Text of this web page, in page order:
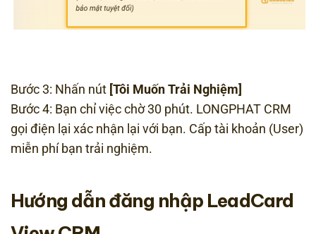
Bước 3: Nhấn nút [Tôi Muốn Trải Nghiệm]
Bước 4: Bạn chỉ việc chờ 30 phút. LONGPHAT CRM
gọi điện lại xác nhận lại với bạn. Cấp tài khoản (User)
miễn phí bạn trải nghiệm.
Hướng dẫn đăng nhập LeadCard